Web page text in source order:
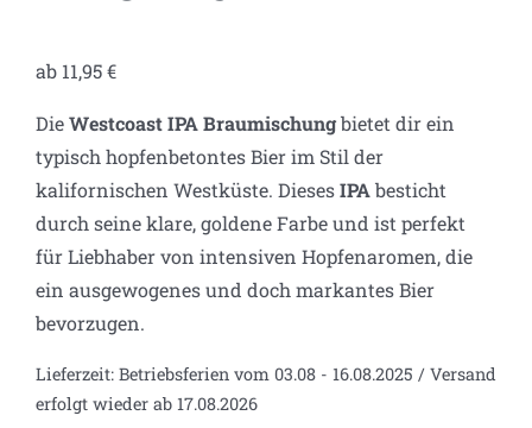
ab 11,95€
DieWestcoast IPA Braumischungbietet dir ein
typisch hopfenbetontes Bier im Stil der
kalifornischen Westküste. DiesesIPAbesticht
durch seine klare, goldene Farbe und ist perfekt
für Liebhaber von intensiven Hopfenaromen, die
ein ausgewogenes und doch markantes Bier
bevorzugen.
Lieferzeit: Betriebsferien vom 03.08 - 16.08.2025 / Versand
erfolgt wieder ab 17.08.2026